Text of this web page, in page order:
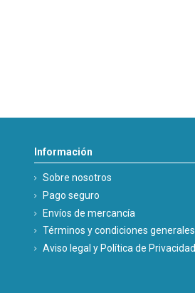
Información
Sobre nosotros
Pago seguro
Envíos de mercancía
Términos y condiciones generales
Aviso legal y Política de Privacidad